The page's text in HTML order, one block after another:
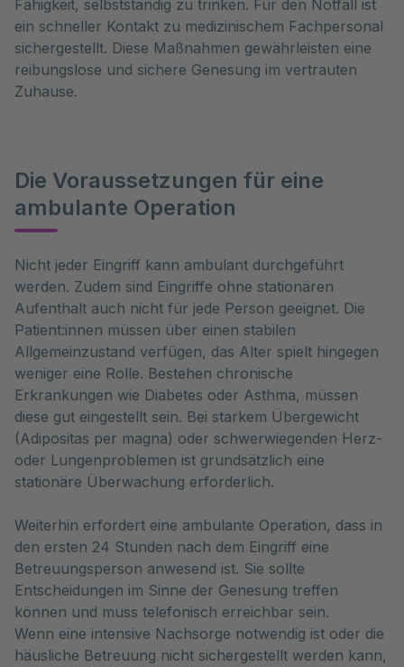
Fähigkeit, selbstständig zu trinken. Für den Notfall ist
ein schneller Kontakt zu medizinischem Fachpersonal
sichergestellt. Diese Maßnahmen gewährleisten eine
reibungslose und sichere Genesung im vertrauten
Zuhause.
Die Voraussetzungen für eine
ambulante Operation
Nicht jeder Eingriff kann ambulant durchgeführt
werden. Zudem sind Eingriffe ohne stationären
Aufenthalt auch nicht für jede Person geeignet. Die
Patient:innen müssen über einen stabilen
Allgemeinzustand verfügen, das Alter spielt hingegen
weniger eine Rolle. Bestehen chronische
Erkrankungen wie Diabetes oder Asthma, müssen
diese gut eingestellt sein. Bei starkem Übergewicht
(Adipositas per magna) oder schwerwiegenden Herz-
oder Lungenproblemen ist grundsätzlich eine
stationäre Überwachung erforderlich.
Weiterhin erfordert eine ambulante Operation, dass in
den ersten 24 Stunden nach dem Eingriff eine
Betreuungsperson anwesend ist. Sie sollte
Entscheidungen im Sinne der Genesung treffen
können und muss telefonisch erreichbar sein.
Wenn eine intensive Nachsorge notwendig ist oder die
häusliche Betreuung nicht sichergestellt werden kann,